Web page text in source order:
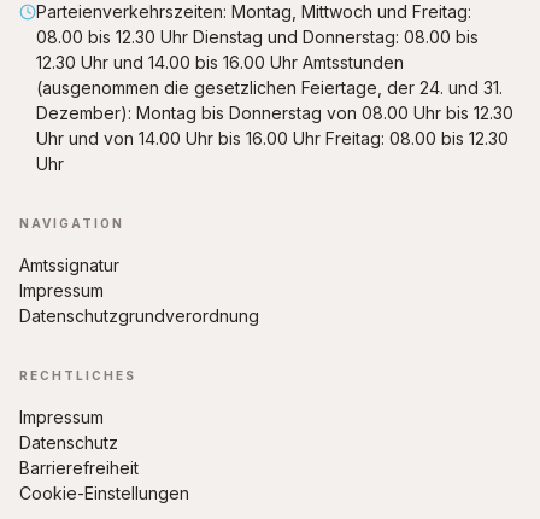
Parteienverkehrszeiten: Montag, Mittwoch und Freitag:
08.00 bis 12.30 Uhr Dienstag und Donnerstag: 08.00 bis
12.30 Uhr und 14.00 bis 16.00 Uhr Amtsstunden
(ausgenommen die gesetzlichen Feiertage, der 24. und 31.
Dezember): Montag bis Donnerstag von 08.00 Uhr bis 12.30
Uhr und von 14.00 Uhr bis 16.00 Uhr Freitag: 08.00 bis 12.30
Uhr
NAVIGATION
Amtssignatur
Impressum
Datenschutzgrundverordnung
RECHTLICHES
Impressum
Datenschutz
Barrierefreiheit
Cookie-Einstellungen